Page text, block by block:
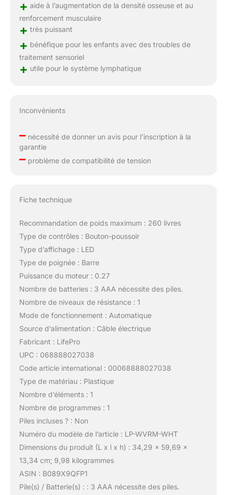
+ aide à l’augmentation de la densité osseuse et au
renforcement musculaire
+ très puissant
+ bénéfique pour les enfants avec des troubles de
traitement sensoriel
+ utile pour le système lymphatique
Inconvénients
–nécessité de donner un avis pour l’inscription à la
garantie
–problème de compatibilité de tension
Fiche technique
Recommandation de poids maximum : 260 livres
Type de contrôles : Bouton-poussoir
Type d’affichage : LED
Type de poignée : Barre
Puissance du moteur : 0.27
Nombre de batteries : 3 AAA nécessite des piles.
Nombre de niveaux de résistance : 1
Mode de fonctionnement : Automatique
Source d’alimentation : Câble électrique
Fabricant : LifePro
UPC : 068888027038
Code article international : 00068888027038
Type de matériau : Plastique
Nombre d’éléments : 1
Nombre de programmes : 1
Piles incluses ? : Non
Numéro du modèle de l’article : LP-WVRM-WHT
Dimensions du produit (L x l x h) : 34,29 x 59,69 x
13,34 cm; 9,98 kilogrammes
ASIN : B089X9QFP1
Pile(s) / Batterie(s) : : 3 AAA nécessite des piles.